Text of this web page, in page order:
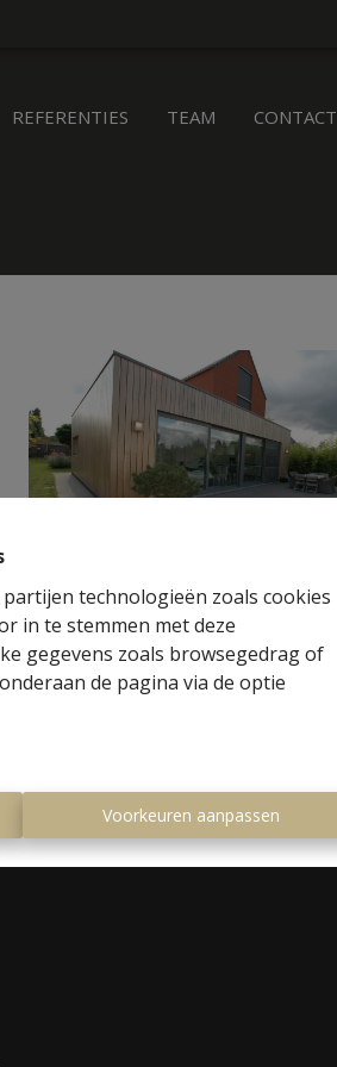
technologieën zoals cookies
in te stemmen met deze
gegevens zoals browsegedrag of
de pagina via de optie
Voorkeuren aanpassen
REFERENTIES TEAM CONTACT